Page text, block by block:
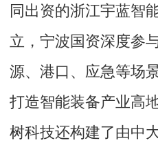
同出资的浙江宇蓝智
立，宁波国资深度参
源、港口、应急等场
打造智能装备产业高
树科技还构建了由中